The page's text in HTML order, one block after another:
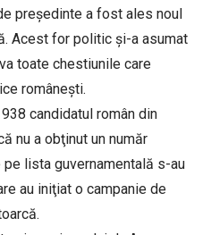
preşedinte a fost ales noul
Acest for politic şi-a asumat
toate chestiunile care
româneşti.
candidatul român din
nu a obţinut un număr
lista guvernamentală s-au
au iniţiat o campanie de